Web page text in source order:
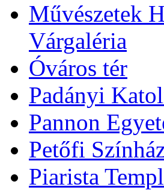
Művészetek
Várgaléria
Óváros tér
Padányi
Pannon
Petőfi
Piarista